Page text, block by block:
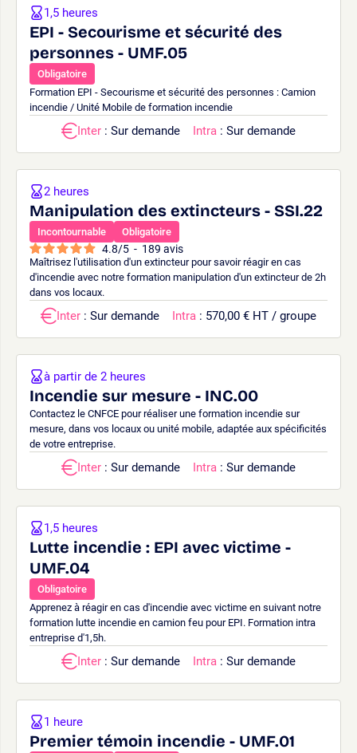
EPI - Secourisme et sécurité des
personnes - UMF.05
Obligatoire
Formation EPI - Secourisme et sécurité des personnes : Camion
incendie / Unité Mobile de formation incendie
1,5 heures
Inter : Sur demande Intra : Sur demande
Manipulation des extincteurs - SSI.22
Incontournable Obligatoire
4.8/5 - 189 avis
Maîtrisez l'utilisation d'un extincteur pour savoir réagir en cas
d'incendie avec notre formation manipulation d'un extincteur de 2h
dans vos locaux.
2 heures
Inter : Sur demande Intra : 570,00 € HT / groupe
Incendie sur mesure - INC.00
Contactez le CNFCE pour réaliser une formation incendie sur
mesure, dans vos locaux ou unité mobile, adaptée aux spécificités
de votre entreprise.
à partir de 2 heures
Inter : Sur demande Intra : Sur demande
Lutte incendie : EPI avec victime -
UMF.04
Obligatoire
Apprenez à réagir en cas d'incendie avec victime en suivant notre
formation lutte incendie en camion feu pour EPI. Formation intra
entreprise d'1,5h.
1,5 heures
Inter : Sur demande Intra : Sur demande
Premier témoin incendie - UMF.01
1 heure